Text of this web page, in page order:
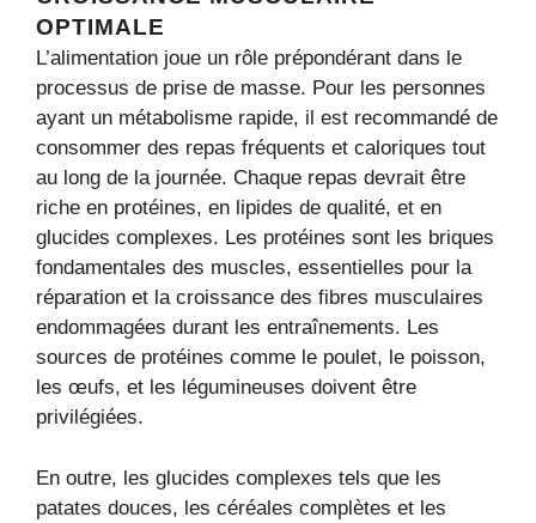
OPTIMALE
L’alimentation joue un rôle prépondérant dans le
processus de prise de masse. Pour les personnes
ayant un métabolisme rapide, il est recommandé de
consommer des repas fréquents et caloriques tout
au long de la journée. Chaque repas devrait être
riche en protéines, en lipides de qualité, et en
glucides complexes. Les protéines sont les briques
fondamentales des muscles, essentielles pour la
réparation et la croissance des fibres musculaires
endommagées durant les entraînements. Les
sources de protéines comme le poulet, le poisson,
les œufs, et les légumineuses doivent être
privilégiées.
En outre, les glucides complexes tels que les
patates douces, les céréales complètes et les